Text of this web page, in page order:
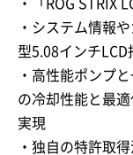
・「ROG STRIX
・システム情報
型5.08インチLCD
・高性能ポンプ
の冷却性能と最
実現
・独自の特許取